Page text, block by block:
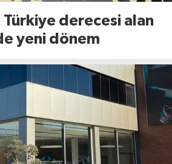
Türkiye derecesi alan
yeni dönem